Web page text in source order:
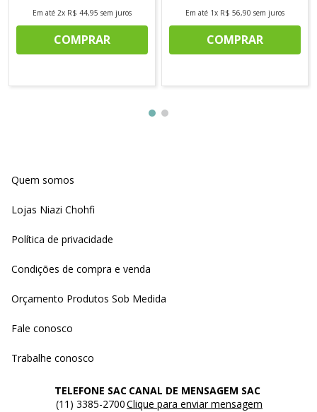
Em até 2x R$ 44,95 sem juros
COMPRAR
Em até 1x R$ 56,90 sem juros
COMPRAR
Quem somos
Lojas Niazi Chohfi
Política de privacidade
Condições de compra e venda
Orçamento Produtos Sob Medida
Fale conosco
Trabalhe conosco
TELEFONE SAC
(11) 3385-2700
CANAL DE MENSAGEM SAC
Clique para enviar mensagem